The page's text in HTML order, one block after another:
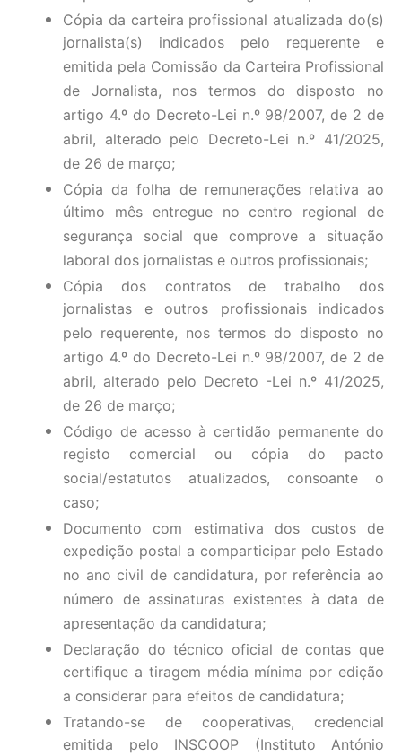
Cópia da carteira profissional atualizada do(s)
jornalista(s) indicados pelo requerente e
emitida pela Comissão da Carteira Profissional
de Jornalista, nos termos do disposto no
artigo 4.º do Decreto-Lei n.º 98/2007, de 2 de
abril, alterado pelo Decreto-Lei n.º 41/2025,
de 26 de março;
Cópia da folha de remunerações relativa ao
último mês entregue no centro regional de
segurança social que comprove a situação
laboral dos jornalistas e outros profissionais;
Cópia dos contratos de trabalho dos
jornalistas e outros profissionais indicados
pelo requerente, nos termos do disposto no
artigo 4.º do Decreto-Lei n.º 98/2007, de 2 de
abril, alterado pelo Decreto -Lei n.º 41/2025,
de 26 de março;
Código de acesso à certidão permanente do
registo comercial ou cópia do pacto
social/estatutos atualizados, consoante o
caso;
Documento com estimativa dos custos de
expedição postal a comparticipar pelo Estado
no ano civil de candidatura, por referência ao
número de assinaturas existentes à data de
apresentação da candidatura;
Declaração do técnico oficial de contas que
certifique a tiragem média mínima por edição
a considerar para efeitos de candidatura;
Tratando-se de cooperativas, credencial
emitida pelo INSCOOP (Instituto António